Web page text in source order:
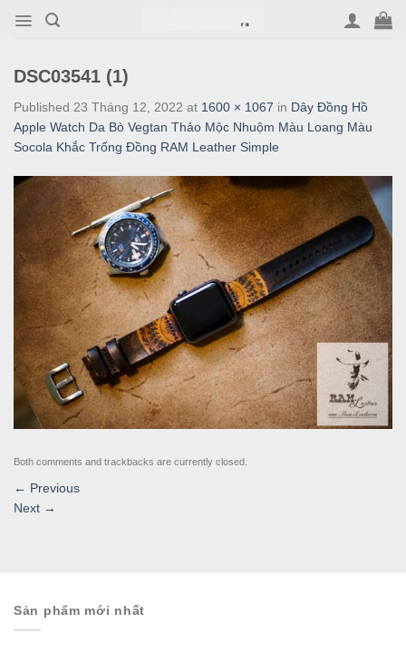
DSC03541 (1)
Published 23 Tháng 12, 2022 at 1600 × 1067 in Dây Đồng Hồ
Apple Watch Da Bò Vegtan Thảo Mộc Nhuộm Màu Loang Màu
Socola Khắc Trống Đồng RAM Leather Simple
Both comments and trackbacks are currently closed.
← Previous
Next →
Sản phẩm mới nhất